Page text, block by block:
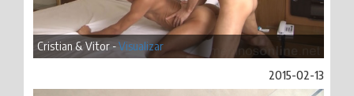
Cristian & Vitor -Visualizar
2015-02-13